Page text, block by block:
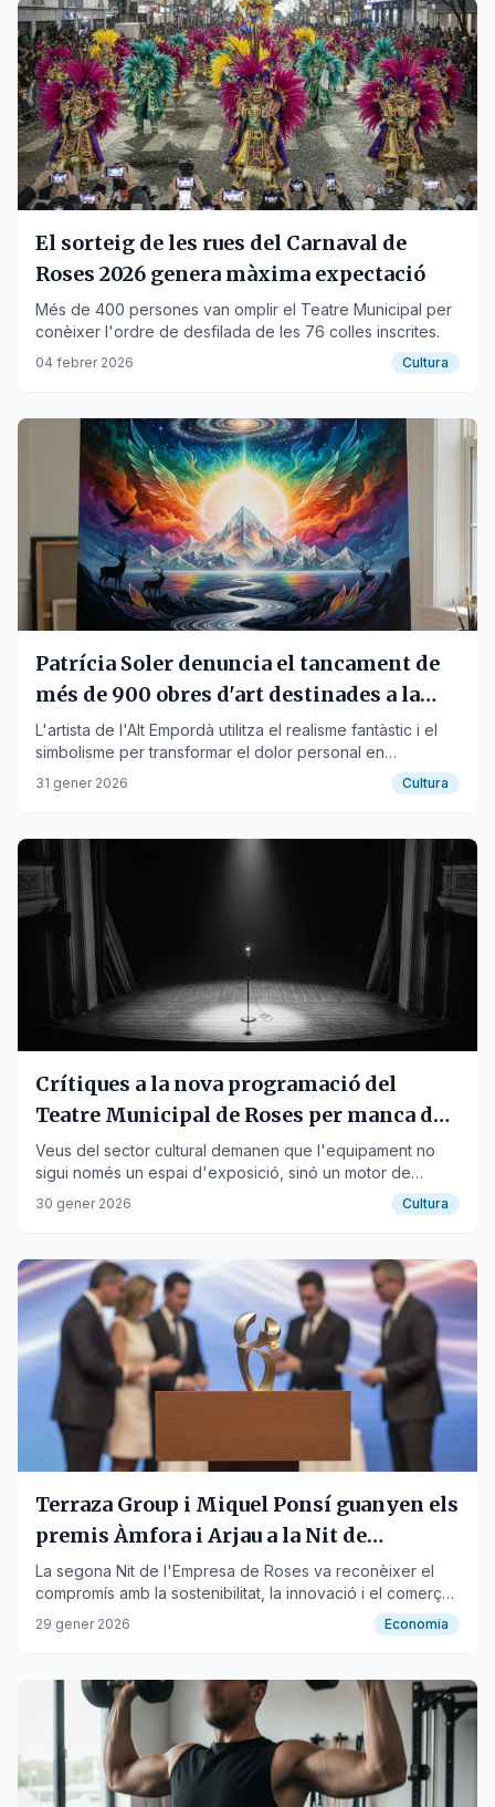
El sorteig de les rues del Carnaval de
Roses 2026 genera màxima expectació
Més de 400 persones van omplir el Teatre Municipal per
conèixer l'ordre de desfilada de les 76 colles inscrites.
04 febrer 2026 Cultura
Patrícia Soler denuncia el tancament de
més de 900 obres d'art destinades a la
Casa Museu de Roses
L'artista de l'Alt Empordà utilitza el realisme fantàstic i el
simbolisme per transformar el dolor personal en
resiliència creativa.
31 gener 2026 Cultura
Crítiques a la nova programació del
Teatre Municipal de Roses per manca de
risc creatiu
Veus del sector cultural demanen que l'equipament no
sigui només un espai d'exposició, sinó un motor de
descoberta i creació local.
30 gener 2026 Cultura
Terraza Group i Miquel Ponsí guanyen els
premis Àmfora i Arjau a la Nit de
l'Empresa de Roses
La segona Nit de l'Empresa de Roses va reconèixer el
compromís amb la sostenibilitat, la innovació i el comerç
local.
29 gener 2026 Economia